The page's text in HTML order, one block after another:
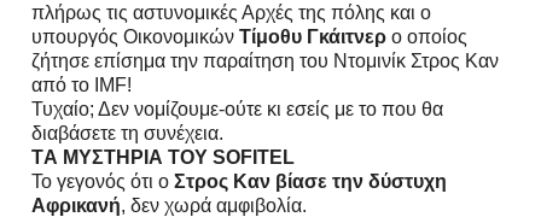
πλήρως τις αστυνομικές Αρχές της πόλης και ο
υπουργός Οικονομικών Τίμοθυ Γκάιτνερο οποίος
ζήτησε επίσημα την παραίτηση του Ντομινίκ Στρος Καν
από το IMF!
Τυχαίο; Δεν νομίζουμε-ούτε κι εσείς με το που θα
διαβάσετε τη συνέχεια.
TΑ ΜΥΣΤΗΡΙΑ ΤΟΥ SOFITEL
Το γεγονός ότι ο Στρος Καν βίασε την δύστυχη
Αφρικανή, δεν χωρά αμφιβολία.